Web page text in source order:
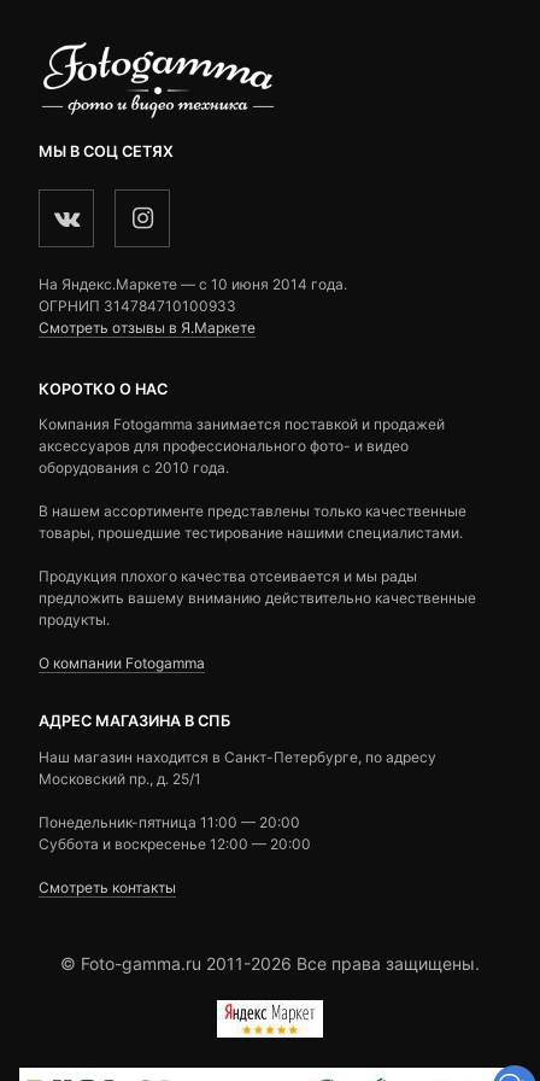
МЫ В СОЦ СЕТЯХ
На Яндекс.Маркете — c 10 июня 2014 года.
ОГРНИП 314784710100933
Смотреть отзывы в Я.Маркете
КОРОТКО О НАС
Компания Fotogamma занимается поставкой и продажей
аксессуаров для профессионального фото- и видео
оборудования с 2010 года.
В нашем ассортименте представлены только качественные
товары, прошедшие тестирование нашими специалистами.
Продукция плохого качества отсеивается и мы рады
предложить вашему вниманию действительно качественные
продукты.
О компании Fotogamma
АДРЕС МАГАЗИНА В СПБ
Наш магазин находится в Санкт-Петербурге, по адресу
Московский пр., д. 25/1
Понедельник-пятница 11:00 — 20:00
Суббота и воскресенье 12:00 — 20:00
Смотреть контакты
© Foto-gamma.ru 2011-2026 Все права защищены.